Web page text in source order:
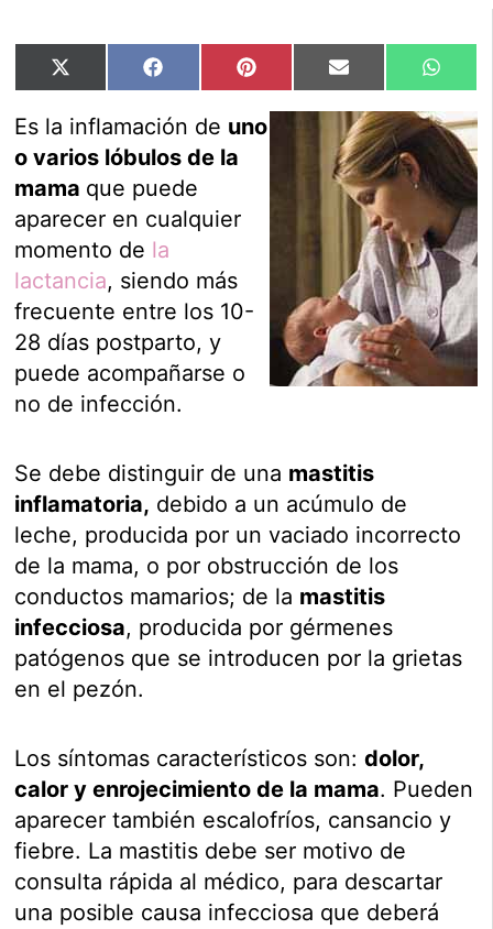
Compartir
en
X
(Twitter)
Compartir
en
Facebook Compartir
en
Pinterest Compartir
en
Email
en
Es la inflamación de uno
o varios lóbulos de la
mama que puede
aparecer en cualquier
momento de la
lactancia, siendo más
frecuente entre los 10-
28 días postparto, y
puede acompañarse o
no de infección.
Se debe distinguir de una mastitis
inflamatoria, debido a un acúmulo de
leche, producida por un vaciado incorrecto
de la mama, o por obstrucción de los
conductos mamarios; de la mastitis
infecciosa, producida por gérmenes
patógenos que se introducen por la grietas
en el pezón.
Los síntomas característicos son:dolor,
calor y enrojecimiento de la mama. Pueden
aparecer también escalofríos, cansancio y
fiebre. La mastitis debe ser motivo de
consulta rápida al médico, para descartar
una posible causa infecciosa que deberá